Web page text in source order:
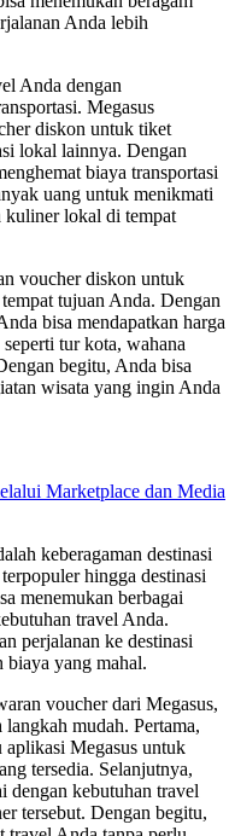
Anda lebih
Anda dengan
Megasus
diskon untuk tiket
lokal lainnya. Dengan
biaya transportasi
uang untuk menikmati
kuliner lokal di tempat
voucher diskon untuk
tujuan Anda. Dengan
bisa mendapatkan harga
tur kota, wahana
begitu, Anda bisa
wisata yang ingin Anda
Marketplace dan Media
keberagaman destinasi
hingga destinasi
menemukan berbagai
travel Anda.
perjalanan ke destinasi
biaya yang mahal.
voucher dari Megasus,
mudah. Pertama,
Megasus untuk
tersedia. Selanjutnya,
dengan kebutuhan travel
tersebut. Dengan begitu,